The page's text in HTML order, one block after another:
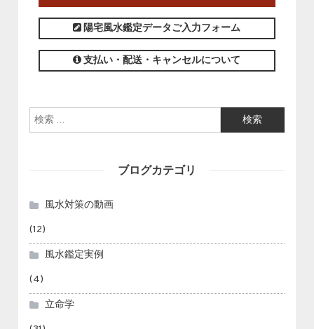
陽宅風水鑑定データご入力フォーム
支払い・配送・キャンセルについて
検索:
ブログカテゴリ
風水対策の動画
(12)
風水鑑定実例
(4)
立命学